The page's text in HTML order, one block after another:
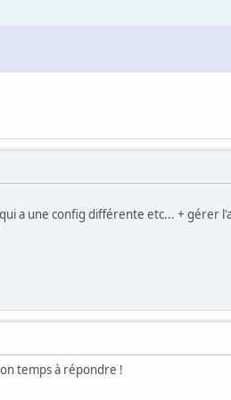
a une config différente etc... + gérer
temps à répondre !